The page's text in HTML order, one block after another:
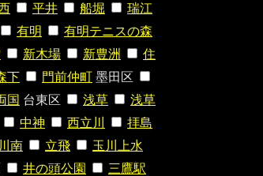
平井 船堀
瑞江
有明
有明テニスの森
新木場 新豊洲
住
下 門前仲町 墨田区
国 台東区 浅草
浅草
中神 西立川
拝島
南 立飛
玉川上水
井の頭公園
三鷹駅